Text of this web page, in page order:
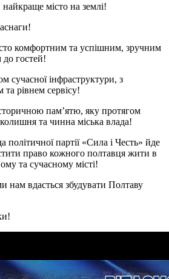
місто на землі!
комфортним та успішним, зручним
до гостей!
сучасної інфраструктури, з
рівнем сервісу!
пам’ятю, яку протягом
та чинна міська влада!
партії «Сила і Честь» йде
право кожного полтавця жити в
та сучасному місті!
нам вдасться збудувати Полтаву